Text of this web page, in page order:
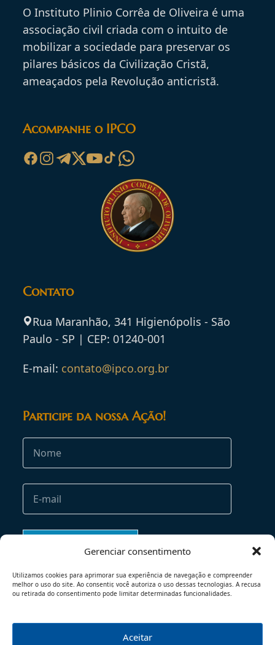
Gerenciar consentimento
Utilizamos cookies para aprimorar sua experiência de navegação e compreender
melhor o uso do site. Ao consentir, você autoriza o uso dessas tecnologias. A recusa
ou retirada do consentimento pode limitar determinadas funcionalidades.
Aceitar
O Instituto Plinio Corrêa de Oliveira é uma
associação civil criada com o intuito de
mobilizar a sociedade para preservar os
pilares básicos da Civilização Cristã,
ameaçados pela Revolução anticristã.
Acompanhe o IPCO
Contato
Rua Maranhão, 341 Higienópolis - São
Paulo - SP | CEP: 01240-001
E-mail: contato@ipco.org.br
Participe da nossa Ação!
POLÍTICA DE PRIVACIDADE